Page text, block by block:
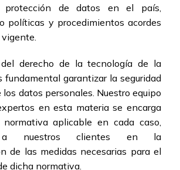
protección de datos en el país,
políticas y procedimientos acordes
derecho de la tecnología de la
fundamental garantizar la seguridad
datos personales. Nuestro equipo
en esta materia se encarga
aplicable en cada caso,
a nuestros clientes en la
de las medidas necesarias para el
dicha normativa.